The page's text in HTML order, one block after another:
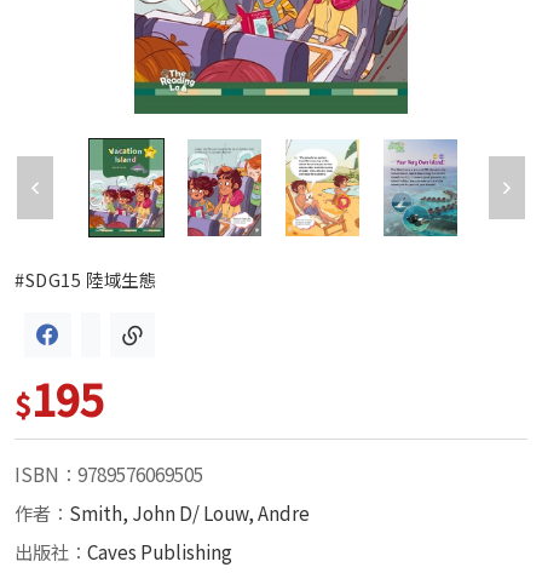
#SDG15 陸域生態
$195
ISBN：9789576069505
作者： Smith, John D/ Louw, Andre
出版社： Caves Publishing